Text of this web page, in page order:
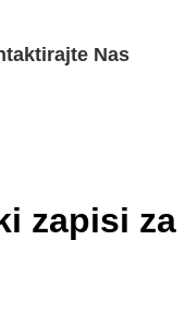
Nas
zapisi za